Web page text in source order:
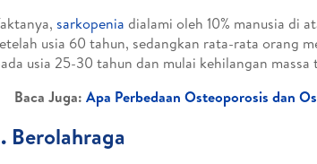
sarkopenia dialami oleh 10% manusia di
usia 60 tahun, sedangkan rata-rata orang
usia 25-30 tahun dan mulai kehilangan
Baca Juga: Apa Perbedaan Osteoporosis dan
Berolahraga